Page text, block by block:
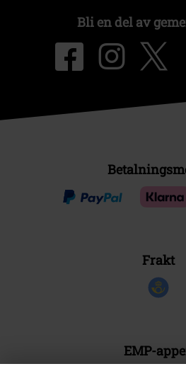
Bli en del av
Frakt
EMP-
Ladda ner EMP-appen nu och ta